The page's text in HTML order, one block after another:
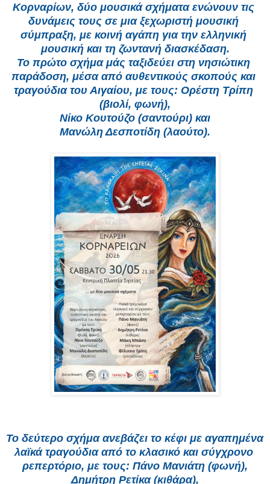
Κορναρίων, δύο μουσικά σχήματα ενώνουν τις
δυνάμεις τους σε μια ξεχωριστή μουσική
σύμπραξη, με κοινή αγάπη για την ελληνική
μουσική και τη ζωντανή διασκέδαση.
Το πρώτο σχήμα μάς ταξιδεύει στη νησιώτικη
παράδοση, μέσα από αυθεντικούς σκοπούς και
τραγούδια του Αιγαίου, με τους: Ορέστη Τρίπη
(βιολί, φωνή),
Νίκο Κουτούζο (σαντούρι) και
Μανώλη Δεσποτίδη (λαούτο).
Το δεύτερο σχήμα ανεβάζει το κέφι με αγαπημένα
λαϊκά τραγούδια από το κλασικό και σύγχρονο
ρεπερτόριο, με τους: Πάνο Μανιάτη (φωνή),
Δημήτρη Ρετίκα (κιθάρα),